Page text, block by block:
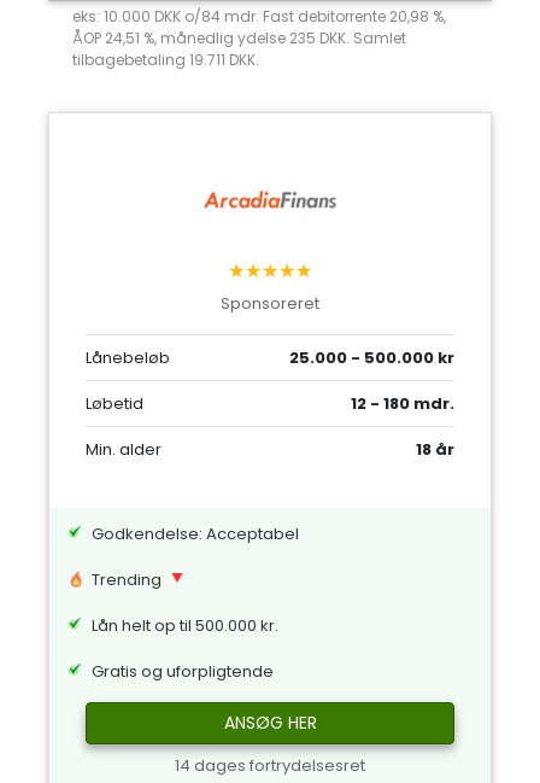
eks: 10.000 DKK o/84 mdr. Fast debitorrente 20,98 %,
ÅOP 24,51 %, månedlig ydelse 235 DKK. Samlet
tilbagebetaling 19.711 DKK.
★★★★★
Sponsoreret
Lånebeløb
25.000 - 500.000 kr
Løbetid
12 - 180 mdr.
Min. alder
18 år
Godkendelse: Acceptabel
Trending
Lån helt op til 500.000 kr.
Gratis og uforpligtende
ANSØG HER
14 dages fortrydelsesret